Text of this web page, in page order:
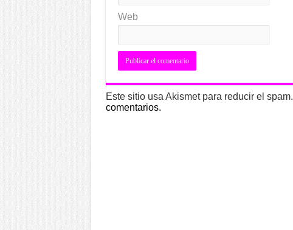
Web
Este sitio usa Akismet para reducir el spam.
comentarios.